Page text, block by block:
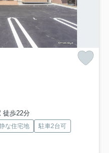
徒歩22分
な住宅地
駐車2台可